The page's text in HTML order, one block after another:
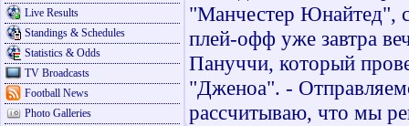
Live Results
Standings & Schedules
Statistics & Odds
TV Broadcasts
Football News
Photo Galleries
"Манчестер Юнайтед",
плей-офф уже завтра
Пануччи, который
"Дженоа". -
рассчитываю, что мы